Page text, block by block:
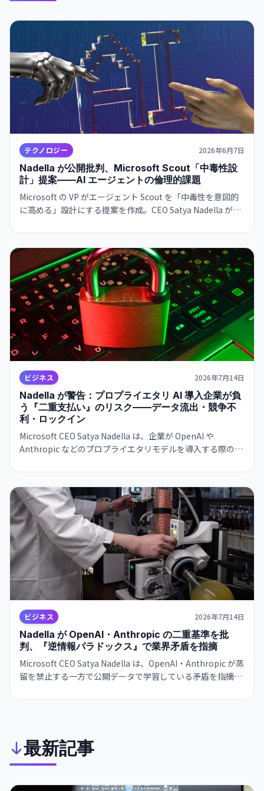
テクノロジー 2026年6月7日
Nadella が公開批判、Microsoft Scout「中毒性設
計」提案——AI エージェントの倫理的課題
Microsoft の VP がエージェント Scout を「中毒性を意図的
に高める」設計にする提案を作成。CEO Satya Nadella が公
トと画面時間削減だと倫理観を強調。企業内での倫理設計と
商業的圧力の葛藤が露呈。
ビジネス 2026年7月14日
Nadella が警告：プロプライエタリ AI 導入企業が負
う『二重支払い』のリスク——データ流出・競争不
利・ロックイン
Microsoft CEO Satya Nadella は、企業が OpenAI や
Anthropic などのプロプライエタリモデルを導入する際の危
性と、特定モデルへの依存深化を警告している。
ビジネス 2026年7月14日
Nadella が OpenAI・Anthropic の二重基準を批
判、『逆情報パラドックス』で業界矛盾を指摘
Microsoft CEO Satya Nadella は、OpenAI・Anthropic が蒸
留を禁止する一方で公開データで学習している矛盾を指摘。
り、経済価値が偏在していると警告している。
最新記事